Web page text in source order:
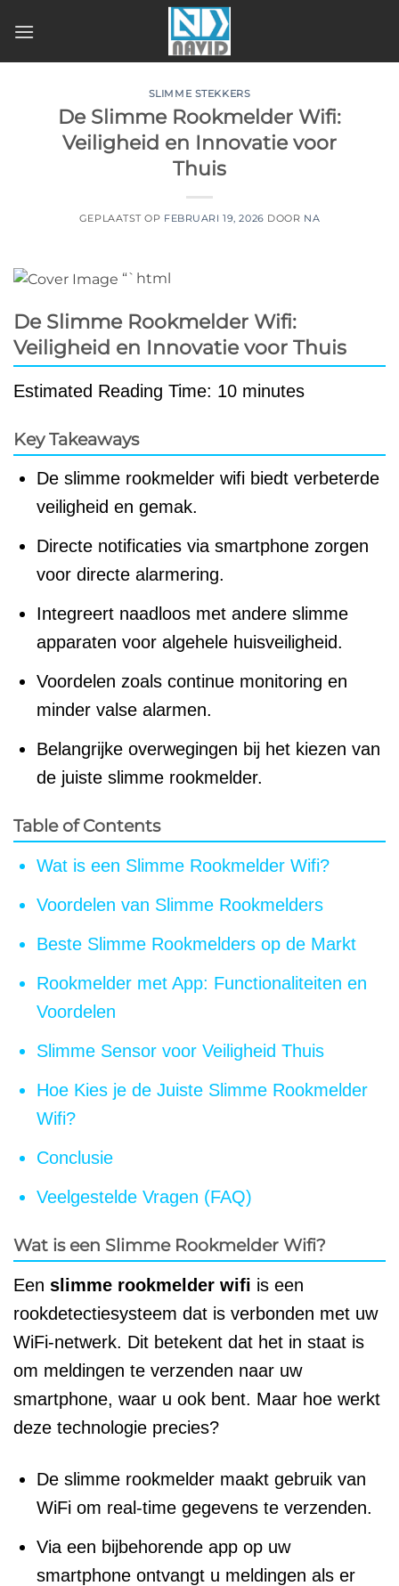
naar
SLIMME STEKKERS
De Slimme Rookmelder Wifi:
Veiligheid en Innovatie voor
Thuis
GEPLAATST OP FEBRUARI 19, 2026 DOOR NA
“`html
De Slimme Rookmelder Wifi:
Veiligheid en Innovatie voor Thuis
Estimated Reading Time: 10 minutes
Key Takeaways
De slimme rookmelder wifi biedt verbeterde
veiligheid en gemak.
Directe notificaties via smartphone zorgen
voor directe alarmering.
Integreert naadloos met andere slimme
apparaten voor algehele huisveiligheid.
Voordelen zoals continue monitoring en
minder valse alarmen.
Belangrijke overwegingen bij het kiezen van
de juiste slimme rookmelder.
Table of Contents
Wat is een Slimme Rookmelder Wifi?
Voordelen van Slimme Rookmelders
Beste Slimme Rookmelders op de Markt
Rookmelder met App: Functionaliteiten en
Voordelen
Slimme Sensor voor Veiligheid Thuis
Hoe Kies je de Juiste Slimme Rookmelder
Wifi?
Conclusie
Veelgestelde Vragen (FAQ)
Wat is een Slimme Rookmelder Wifi?
Een slimme rookmelder wifi is een
rookdetectiesysteem dat is verbonden met uw
WiFi-netwerk. Dit betekent dat het in staat is
om meldingen te verzenden naar uw
smartphone, waar u ook bent. Maar hoe werkt
deze technologie precies?
De slimme rookmelder maakt gebruik van
WiFi om real-time gegevens te verzenden.
Via een bijbehorende app op uw
smartphone ontvangt u meldingen als er